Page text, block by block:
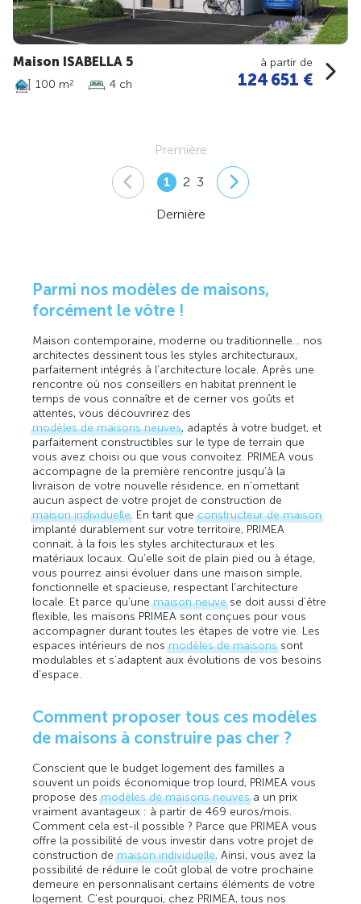
Maison ISABELLA 5
100 m2 4 ch
à partir de
124 651 €
Première
1 2 3
Dernière
Parmi nos modèles de maisons,
forcément le vôtre !
Maison contemporaine, moderne ou traditionnelle… nos
architectes dessinent tous les styles architecturaux,
parfaitement intégrés à l’architecture locale. Après une
rencontre où nos conseillers en habitat prennent le
temps de vous connaître et de cerner vos goûts et
attentes, vous découvrirez des
modèles de maisons neuves, adaptés à votre budget, et
parfaitement constructibles sur le type de terrain que
vous avez choisi ou que vous convoitez. PRIMEA vous
accompagne de la première rencontre jusqu’à la
livraison de votre nouvelle résidence, en n’omettant
aucun aspect de votre projet de construction de
maison individuelle. En tant queconstructeur de maison
implanté durablement sur votre territoire, PRIMEA
connait, à la fois les styles architecturaux et les
matériaux locaux. Qu’elle soit de plain pied ou à étage,
vous pourrez ainsi évoluer dans une maison simple,
fonctionnelle et spacieuse, respectant l’architecture
locale. Et parce qu’unemaison neuvese doit aussi d’être
flexible, les maisons PRIMEA sont conçues pour vous
accompagner durant toutes les étapes de votre vie. Les
espaces intérieurs de nosmodèles de maisonssont
modulables et s’adaptent aux évolutions de vos besoins
d’espace.
Comment proposer tous ces modèles
de maisons à construire pas cher ?
Conscient que le budget logement des familles a
souvent un poids économique trop lourd, PRIMEA vous
propose desmodèles de maisons neuvesa un prix
vraiment avantageux : à partir de 469 euros/mois.
Comment cela est-il possible ? Parce que PRIMEA vous
offre la possibilité de vous investir dans votre projet de
construction demaison individuelle. Ainsi, vous avez la
possibilité de réduire le coût global de votre prochaine
demeure en personnalisant certains éléments de votre
logement. C’est pourquoi, chez PRIMEA, tous nos